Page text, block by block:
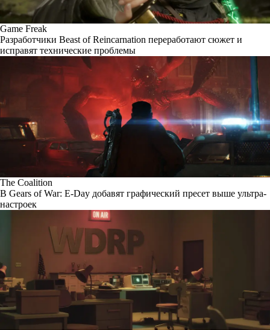
Game Freak
Разработчики Beast of Reincarnation переработают сюжет и
исправят технические проблемы
The Coalition
В Gears of War: E-Day добавят графический пресет выше ультра-
настроек